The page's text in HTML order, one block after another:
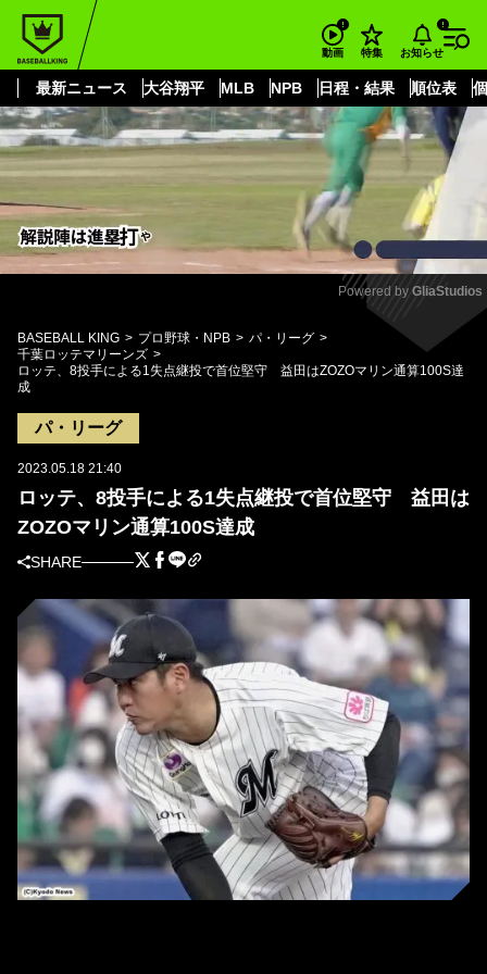
動画 特集 お知らせ
最新ニュース 大谷翔平 MLB NPB 日程・結果 順位表
もっと見る
Mute
Powered by GliaStudios
BASEBALL KING プロ野球・NPB
パ・リーグ
千葉ロッテマリーンズ
ロッテ、8投手による1失点継投で首位堅守 益田はZOZOマリン通算100S達
成
パ・リーグ
2023.05.18 21:40
ロッテ、8投手による1失点継投で首位堅守 益田は
ZOZOマリン通算100S達成
SHARE